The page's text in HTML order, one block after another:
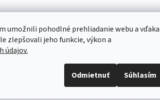
umožnili pohodlné prehliadanie webu a vďaka
zlepšovali jeho funkcie, výkon a
údajov.
Odmietnuť Súhlasím